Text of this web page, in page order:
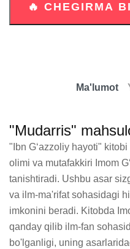
Ma'lumot
"Mudarris"
"Ibn Gʻazzoliy hayoti"
olimi va mutafakkiri Imom
tanishtiradi. Ushbu asar
va ilm-ma'rifat sohasidagi
imkonini beradi. Kitobda
qanday qilib ilm-fan
bo'lganligi, uning